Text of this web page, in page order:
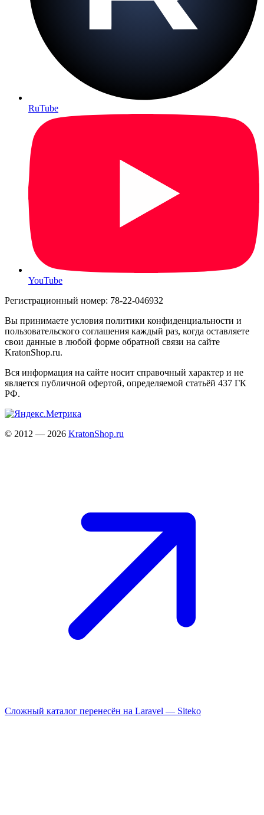
RuTube
YouTube
Регистрационный номер: 78-22-046932
Вы принимаете условия политики конфиденциальности и
пользовательского соглашения каждый раз, когда оставляете
свои данные в любой форме обратной связи на сайте
KratonShop.ru.
Вся информация на сайте носит справочный характер и не
является публичной офертой, определяемой статьёй 437 ГК
РФ.
© 2012 — 2026 KratonShop.ru
Сложный каталог перенесён на Laravel — Siteko